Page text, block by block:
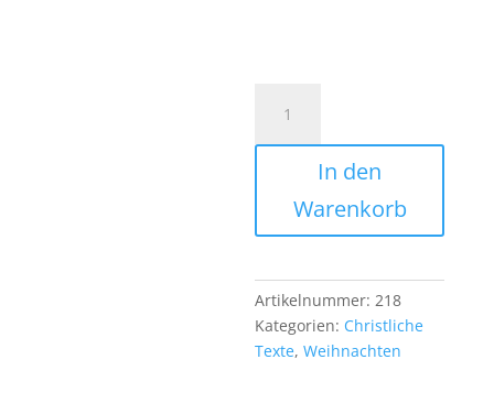
the
Menge
In den
Warenkorb
Artikelnummer:218
Kategorien: Christliche
Texte,Weihnachten